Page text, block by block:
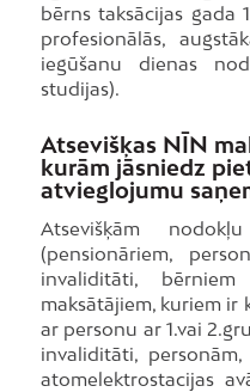
bērns taksācijas gada
profesionālās,
iegūšanu dienas
studijas).
Atsevišķas NĪN
kurām jāsniedz
atvieglojumu
Atsevišķām
(pensionāriem,
invaliditāti,
maksātājiem, kuriem ir
ar personu ar 1.vai
invaliditāti,
atomelektrostacijas